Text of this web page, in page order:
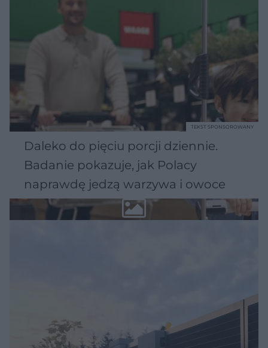
Daleko do pięciu porcji dziennie.
Badanie pokazuje, jak Polacy
naprawdę jedzą warzywa i owoce
TEKST SPONSOROWANY